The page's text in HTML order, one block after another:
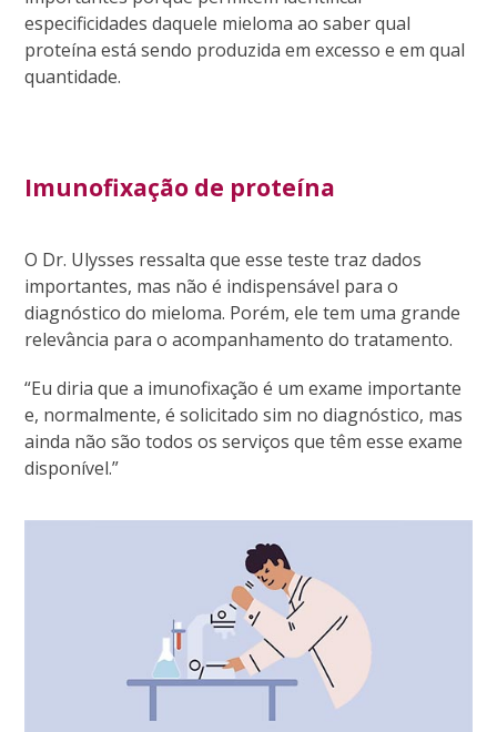
especificidades daquele mieloma ao saber qual
proteína está sendo produzida em excesso e em qual
quantidade.
Imunofixação de proteína
O Dr. Ulysses ressalta que esse teste traz dados
importantes, mas não é indispensável para o
diagnóstico do mieloma. Porém, ele tem uma grande
relevância para o acompanhamento do tratamento.
“Eu diria que a imunofixação é um exame importante
e, normalmente, é solicitado sim no diagnóstico, mas
ainda não são todos os serviços que têm esse exame
disponível.”